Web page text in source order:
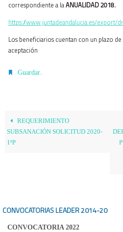
correspondiente a laANUALIDAD 2018.
https://www.juntadeandalucia.es/export/
Los beneficiarios cuentan con un plazo de
aceptación
Guardar.
REQUERIMIENTO
SUBSANACIÓN SOLICITUD 2020-
1ºP
CONVOCATORIAS LEADER2014-20
CONVOCATORIA 2022